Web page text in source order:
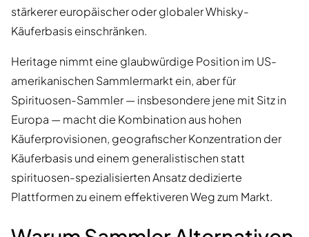
stärkerer europäischer oder globaler Whisky-
Käuferbasis einschränken.
Heritage nimmt eine glaubwürdige Position im US-
amerikanischen Sammlermarkt ein, aber für
Spirituosen-Sammler — insbesondere jene mit Sitz in
Europa — macht die Kombination aus hohen
Käuferprovisionen, geografischer Konzentration der
Käuferbasis und einem generalistischen statt
spirituosen-spezialisierten Ansatz dedizierte
Plattformen zu einem effektiveren Weg zum Markt.